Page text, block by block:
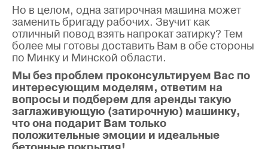
Но в целом, одна затирочная машина может
заменить бригаду рабочих. Звучит как
отличный повод взять напрокат затирку? Тем
более мы готовы доставить Вам в обе стороны
по Минку и Минской области.
Мы без проблем проконсультируем Вас по
интересующим моделям, ответим на
вопросы и подберем для аренды такую
заглаживующую (затирочную) машинку,
что она подарит Вам только
положительные эмоции и идеальные